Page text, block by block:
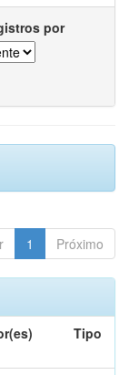
por
1 Próximo
Tipo